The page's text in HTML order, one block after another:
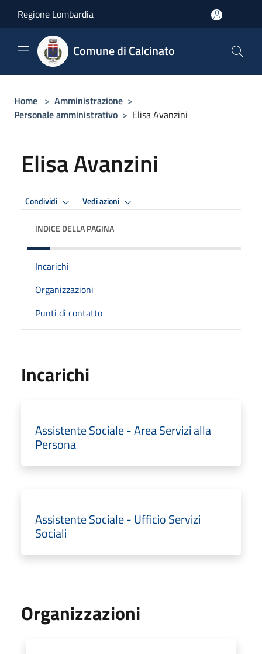
Regione Lombardia
Comune di Calcinato
Home > Amministrazione >
Personale amministrativo > Elisa Avanzini
Elisa Avanzini
Condividi Vedi azioni
INDICE DELLA PAGINA
Incarichi
Organizzazioni
Punti di contatto
Incarichi
Assistente Sociale - Area Servizi alla
Persona
Assistente Sociale - Ufficio Servizi
Sociali
Organizzazioni